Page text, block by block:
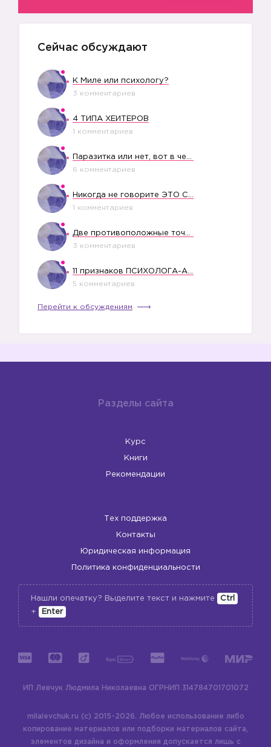
Сейчас обсуждают
К Миле или психологу?
3 комментариев
4 ТИПА ХЕЙТЕРОВ
1 комментариев
6 комментариев
1 комментариев
3 комментариев
5 комментариев
Перейти к обсуждениям
Разделы сайта
Курс
Книги
Рекомендации
Тех поддержка
Контакты
Юридическая информация
Политика конфиденциальности
Нашли опечатку? Выделите текст и нажмите
Ctrl
+
Enter
ИП Левчук Людмила Николаевна ОГРНИП 314784701701072
milalevchuk.ru (c) 2015-2026.
Любое использование либо
копирование материалов или подборки материалов сайта,
элементов дизайна и оформления допускается лишь с